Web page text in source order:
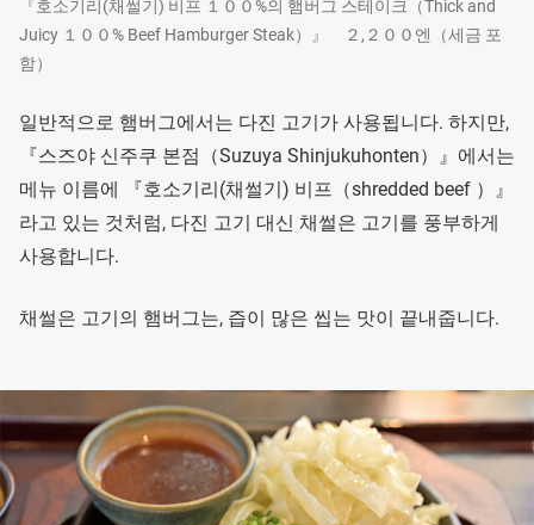
『호소기리(채썰기) 비프 １００%의 햄버그 스테이크（Thick and
Juicy １００% Beef Hamburger Steak）』 ２,２００엔（세금 포
함）
일반적으로 햄버그에서는 다진 고기가 사용됩니다. 하지만,
『스즈야 신주쿠 본점（Suzuya Shinjukuhonten）』에서는
메뉴 이름에 『호소기리(채썰기) 비프（shredded beef ）』
라고 있는 것처럼, 다진 고기 대신 채썰은 고기를 풍부하게
사용합니다.
채썰은 고기의 햄버그는, 즙이 많은 씹는 맛이 끝내줍니다.